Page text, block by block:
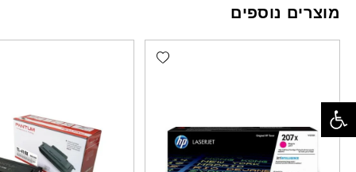
מוצרים נוספים
Add wishlist
פתח סרגל נגישות